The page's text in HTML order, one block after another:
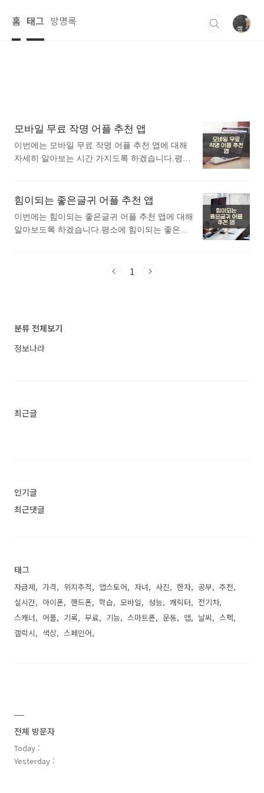
홈 태그 방명록
모바일 무료 작명 어플 추천 앱
이번에는 모바일 무료 작명 어플 추천 앱에 대해
자세히 알아보는 시간 가지도록 하겠습니다.평소
레이스토어에서 무료 작명어플로 검색했을때 가
명 어플에 대해 궁금하시다면 따라오세요. 1. 작
명 어플 넴유베 이름짓기, 이름풀이, 이름추천, 개
레이스토어에서 "무료 작명"로 검색했을때 1번째
접 지어 보고 싶은데 성명학 이론이..<
힘이되는 좋은글귀 어플 추천 앱
이번에는 힘이되는 좋은글귀 어플 추천 앱에 대해
알아보도록 하겠습니다.평소에 힘이되는 좋은글
되는 좋은글귀어플로 검색했을때 가장 많은 사람
글귀, 좋은글 모음, 명언 모음 어플 소개 이 어플
은 구글플레이스토어에서 "힘이되는 좋은글귀"로
1
분류 전체보기
정보나라
최근글
인기글
최근댓글
태그
자급제 가격 위치추적 앱스토어 자녀 사진 한자 공부
추천
실시간
아이폰 핸드폰 학습 모바일 성능 캐릭터
전기차
스캐너
어플 기록 무료 기능 스마트폰 운동 앱 날씨
스펙
갤럭시
색상 스페인어
전체 방문자
Today :
Yesterday :